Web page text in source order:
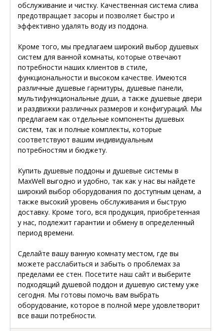
обслуживание и чистку. Качественная система слива
предотвращает засоры и позволяет быстро и
эффективно удалять воду из поддона.
Кроме того, мы предлагаем широкий выбор душевых
систем для ванной комнаты, которые отвечают
потребности наших клиентов в стиле,
функциональности и высоком качестве. Имеются
различные душевые гарнитуры, душевые панели,
мультифункциональные души, а также душевые двери
и раздвижки различных размеров и конфигураций. Мы
предлагаем как отдельные компоненты душевых
систем, так и полные комплекты, которые
соответствуют вашим индивидуальным
потребностям и бюджету.
Купить душевые поддоны и душевые системы в
MaxWell выгодно и удобно, так как у нас вы найдете
широкий выбор оборудования по доступным ценам, а
также высокий уровень обслуживания и быструю
доставку. Кроме того, вся продукция, приобретенная
у нас, подлежит гарантии и обмену в определенный
период времени.
Сделайте вашу ванную комнату местом, где вы
можете расслабиться и забыть о проблемах за
пределами ее стен. Посетите наш сайт и выберите
подходящий душевой поддон и душевую систему уже
сегодня. Мы готовы помочь вам выбрать
оборудование, которое в полной мере удовлетворит
все ваши потребности.